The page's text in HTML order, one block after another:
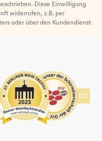
Diese Einwilligung
widerrufen, z.B. per
oder über den Kundendienst.